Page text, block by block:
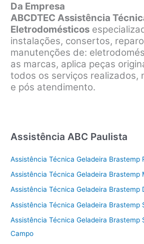
Da Empresa
ABCDTEC Assistência
Eletrodomésticos
instalações, consertos,
manutenções de:
as marcas, aplica peças
todos os serviços realizados,
e pós atendimento.
Assistência ABC Paulista
Assistência Técnica Geladeira Brastemp
Assistência Técnica Geladeira Brastemp
Assistência Técnica Geladeira Brastemp
Assistência Técnica Geladeira Brastemp
Assistência Técnica Geladeira Brastemp
Campo